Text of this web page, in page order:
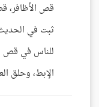
قص الأظافر،
ثبت في
للناس في قص
الإبط، وحلق